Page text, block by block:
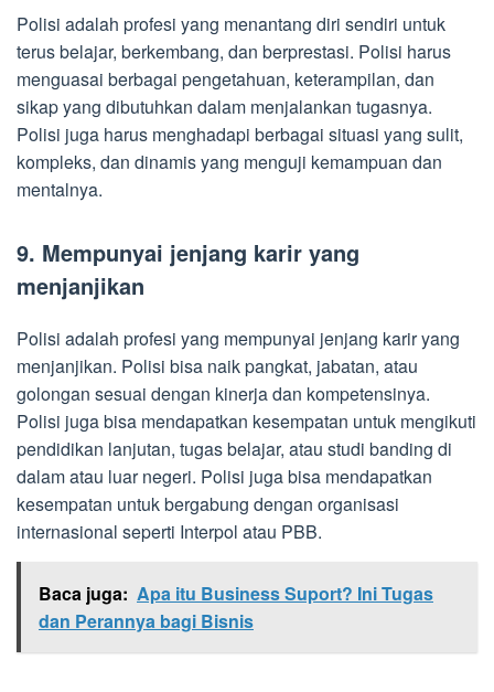
Polisi adalah profesi yang menantang diri sendiri untuk
terus belajar, berkembang, dan berprestasi. Polisi harus
menguasai berbagai pengetahuan, keterampilan, dan
sikap yang dibutuhkan dalam menjalankan tugasnya.
Polisi juga harus menghadapi berbagai situasi yang sulit,
kompleks, dan dinamis yang menguji kemampuan dan
mentalnya.
9. Mempunyai jenjang karir yang
menjanjikan
Polisi adalah profesi yang mempunyai jenjang karir yang
menjanjikan. Polisi bisa naik pangkat, jabatan, atau
golongan sesuai dengan kinerja dan kompetensinya.
Polisi juga bisa mendapatkan kesempatan untuk mengikuti
pendidikan lanjutan, tugas belajar, atau studi banding di
dalam atau luar negeri. Polisi juga bisa mendapatkan
kesempatan untuk bergabung dengan organisasi
internasional seperti Interpol atau PBB.
Baca juga: Apa itu Business Suport? Ini Tugas
dan Perannya bagi Bisnis